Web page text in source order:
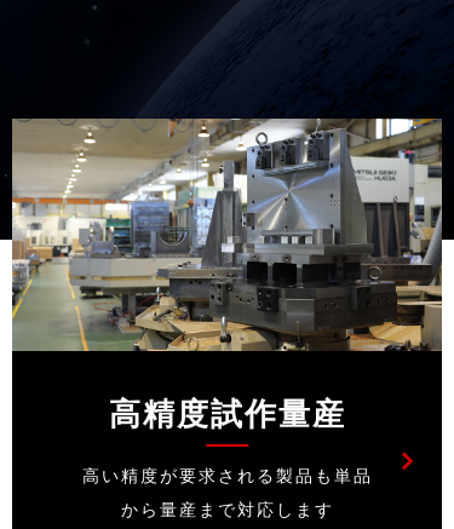
高精度試作量産
高い精度が要求される製品も単品
から量産まで対応します